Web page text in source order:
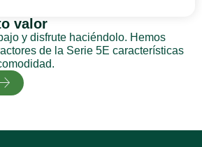
valor
y disfrute haciéndolo. Hemos
de la Serie 5E características